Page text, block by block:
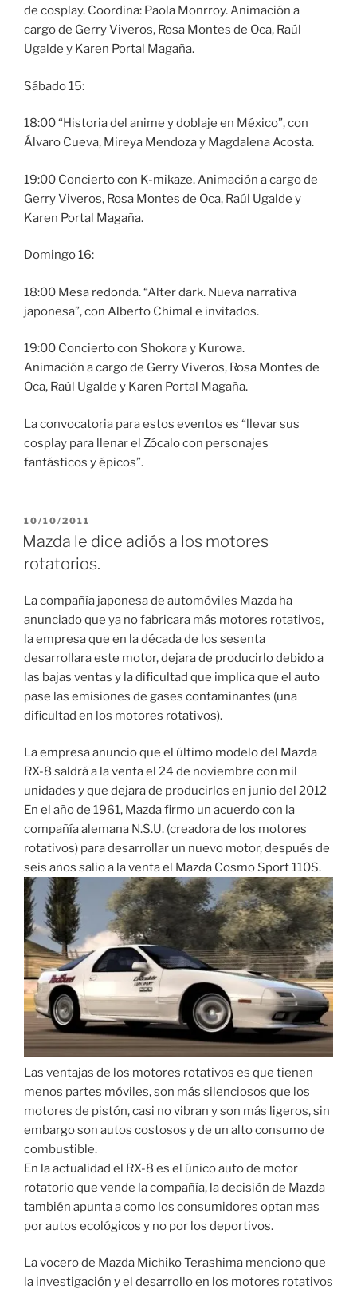
de cosplay. Coordina: Paola Monrroy. Animación a
cargo de Gerry Viveros, Rosa Montes de Oca, Raúl
Ugalde y Karen Portal Magaña.
Sábado 15:
18:00 “Historia del anime y doblaje en México”, con
Álvaro Cueva, Mireya Mendoza y Magdalena Acosta.
19:00 Concierto con K-mikaze. Animación a cargo de
Gerry Viveros, Rosa Montes de Oca, Raúl Ugalde y
Karen Portal Magaña.
Domingo 16:
18:00 Mesa redonda. “Alter dark. Nueva narrativa
japonesa”, con Alberto Chimal e invitados.
19:00 Concierto con Shokora y Kurowa.
Animación a cargo de Gerry Viveros, Rosa Montes de
Oca, Raúl Ugalde y Karen Portal Magaña.
La convocatoria para estos eventos es “llevar sus
cosplay para llenar el Zócalo con personajes
fantásticos y épicos”.
PUBLICADO
EL
10/10/2011
Mazda le dice adiós a los motores
rotatorios.
La compañía japonesa de automóviles Mazda ha
anunciado que ya no fabricara más motores rotativos,
la empresa que en la década de los sesenta
desarrollara este motor, dejara de producirlo debido a
las bajas ventas y la dificultad que implica que el auto
pase las emisiones de gases contaminantes (una
dificultad en los motores rotativos).
La empresa anuncio que el último modelo del Mazda
RX-8 saldrá a la venta el 24 de noviembre con mil
unidades y que dejara de producirlos en junio del 2012
En el año de 1961, Mazda firmo un acuerdo con la
compañía alemana N.S.U. (creadora de los motores
rotativos) para desarrollar un nuevo motor, después de
seis años salio a la venta el Mazda Cosmo Sport 110S.
Las ventajas de los motores rotativos es que tienen
menos partes móviles, son más silenciosos que los
motores de pistón, casi no vibran y son más ligeros, sin
embargo son autos costosos y de un alto consumo de
combustible.
En la actualidad el RX-8 es el único auto de motor
rotatorio que vende la compañía, la decisión de Mazda
también apunta a como los consumidores optan mas
por autos ecológicos y no por los deportivos.
La vocero de Mazda Michiko Terashima menciono que
la investigación y el desarrollo en los motores rotativos